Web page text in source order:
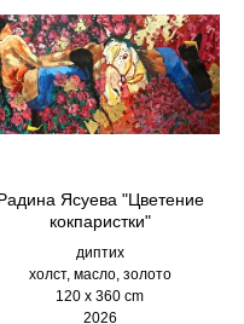
Ясуева "Цветение
кокпаристки"
диптих
холст, масло, золото
120 х 360 cm
2026